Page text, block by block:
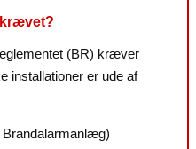
(BR) kræver
installationer er ude af